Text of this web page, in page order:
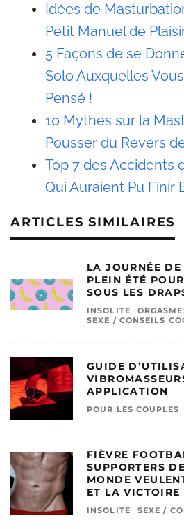
Idées de
Petit Manuel de
5 Façons de se
Solo Auxquelles Vous
Pensé !
10 Mythes sur la
Pousser du Revers
Top 7 des Accidents
Qui Auraient Pu Finir
ARTICLES SIMILAIRES
LA JOURNÉE DE
PLEIN ÉTÉ
SOUS LES
INSOLITE
SEXE / CONSEILS
GUIDE
APPLICATION
POUR LES COUPLES
FIÈVRE
SUPPORTERS
MONDE
ET LA VICTOIRE
INSOLITE SEXE /